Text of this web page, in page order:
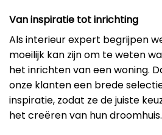
Van inspiratie tot inrichting
Als interieur expert begrijpen
moeilijk kan zijn om te weten
het inrichten van een woning.
onze klanten een brede
inspiratie, zodat ze de juiste
het creëren van hun droomhuis.